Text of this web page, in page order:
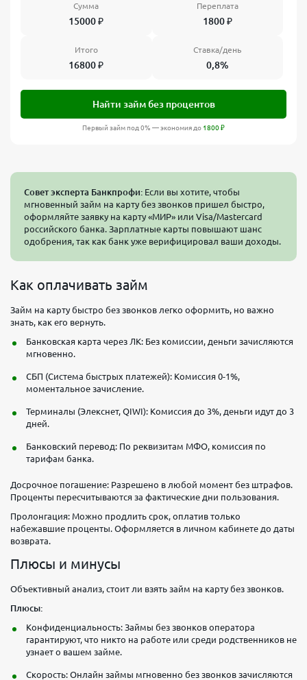
Сумма
15000₽
Переплата
1800₽
Итого
16800₽
Ставка/день
0,8%
Найти займ без процентов
Первый займ под 0% — экономия до 1800₽
Совет эксперта Банкпрофи: Если вы хотите, чтобы
мгновенный займ на карту без звонков пришел быстро,
оформляйте заявку на карту «МИР» или Visa/Mastercard
российского банка. Зарплатные карты повышают шанс
одобрения, так как банк уже верифицировал ваши доходы.
Как оплачивать займ
Займ на карту быстро без звонков легко оформить, но важно
знать, как его вернуть.
Банковская карта через ЛК: Без комиссии, деньги зачисляются
мгновенно.
СБП (Система быстрых платежей): Комиссия 0-1%,
моментальное зачисление.
Терминалы (Элекснет, QIWI): Комиссия до 3%, деньги идут до 3
дней.
Банковский перевод: По реквизитам МФО, комиссия по
тарифам банка.
Досрочное погашение: Разрешено в любой момент без штрафов.
Проценты пересчитываются за фактические дни пользования.
Пролонгация: Можно продлить срок, оплатив только
набежавшие проценты. Оформляется в личном кабинете до даты
возврата.
Плюсы и минусы
Объективный анализ, стоит ли взять займ на карту без звонков.
Плюсы:
Конфиденциальность: Займы без звонков оператора
гарантируют, что никто на работе или среди родственников не
узнает о вашем займе.
Скорость: Онлайн займы мгновенно без звонков зачисляются